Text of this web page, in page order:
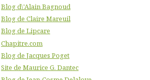
Blog d\'Alain Bagnoud
Blog de Claire Mareuil
Blog de Lipcare
Chapitre.com
Blog de Jacques Poget
Site de Maurice G. Dantec